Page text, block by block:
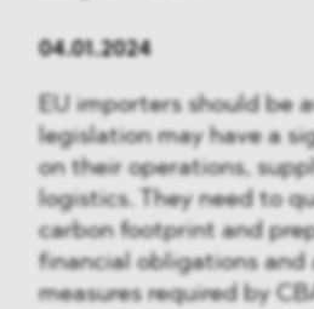
04.01.2024
EU importers should be
legislation may have a
on their operations,
logistics. They need to
carbon footprint and
financial obligations
measures required by